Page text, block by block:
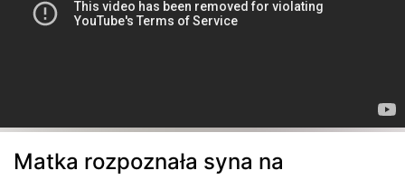
Matka rozpoznała syna na